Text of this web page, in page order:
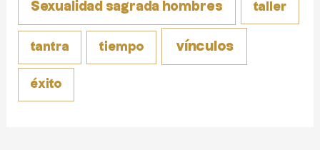
Sexualidad sagrada hombres taller
tantra tiempo vínculos
éxito